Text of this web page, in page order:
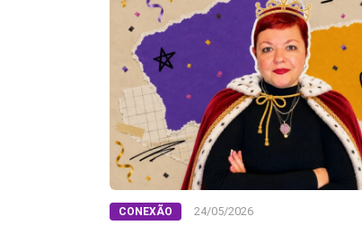
CONEXÃO 24/05/2026